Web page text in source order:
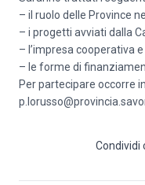
– il ruolo delle Province
– i progetti avviati dalla
– l’impresa cooperativa
– le forme di
Per partecipare occorre
Condividi